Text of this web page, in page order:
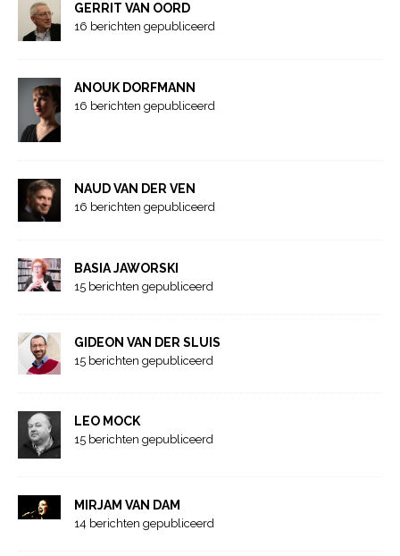
GERRIT VAN OORD
16 berichten gepubliceerd
ANOUK DORFMANN
16 berichten gepubliceerd
NAUD VAN DER VEN
16 berichten gepubliceerd
BASIA JAWORSKI
15 berichten gepubliceerd
GIDEON VAN DER SLUIS
15 berichten gepubliceerd
LEO MOCK
15 berichten gepubliceerd
MIRJAM VAN DAM
14 berichten gepubliceerd